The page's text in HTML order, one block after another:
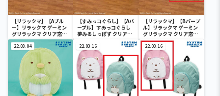
【リラックマ】【Aブル
ー】リラックマ ゲーミン
グリラックマ クリア窓付
き収納ボックス
【すみっコぐらし】【Aパ
ープル】すみっコぐらし
夢みるしっぽず クリア窓
【リラックマ】【Bパープ
ル】リラックマ ゲーミン
グリラックマ クリア窓付
き収納ボックス
22.03.04 22.03.16 22.03.16